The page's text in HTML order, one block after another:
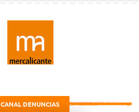
CANAL DENUNCIAS